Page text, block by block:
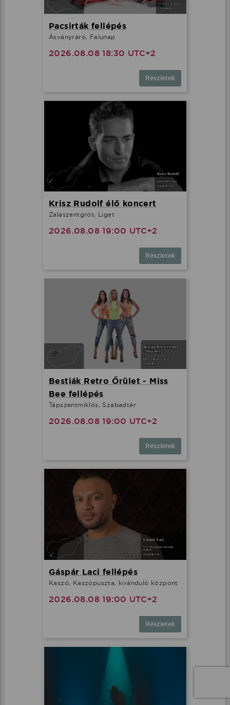
Pacsirták fellépés
Ásványráró, Falunap
2026.08.08 18:30 UTC+2
Részletek
Krisz Rudolf élő koncert
Zalaszentgrót, Liget
2026.08.08 19:00 UTC+2
Részletek
Bestiák Retro Őrület - Miss
Bee fellépés
Tápszentmiklós, Szabadtér
2026.08.08 19:00 UTC+2
Részletek
Gáspár Laci fellépés
Kaszó, Kaszópuszta, kiránduló központ
2026.08.08 19:00 UTC+2
Részletek